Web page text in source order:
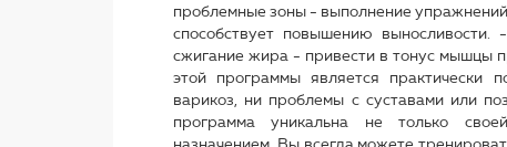
проблемные зоны - выполнение
способствует повышению
сжигание жира - привести в тонус мышцы
этой программы является практически
варикоз, ни проблемы с суставами или
программа уникальна не только